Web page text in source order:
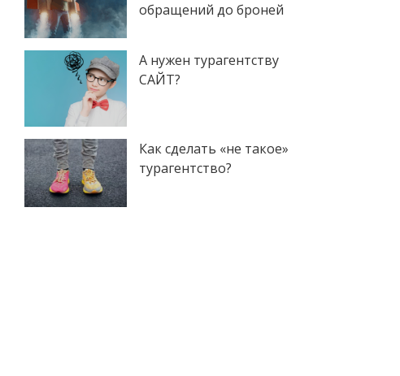
обращений до броней
А нужен турагентству
САЙТ?
Как сделать «не такое»
турагентство?